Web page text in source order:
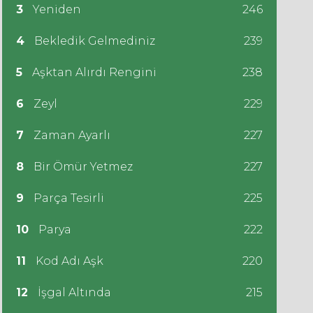
3 Yeniden 246
4 Bekledik Gelmediniz 239
5 Aşktan Alırdı Rengini 238
6 Zeyl 229
7 Zaman Ayarlı 227
8 Bir Ömür Yetmez 227
9 Parça Tesirli 225
10 Parya 222
11 Kod Adı Aşk 220
12 İşgal Altında 215